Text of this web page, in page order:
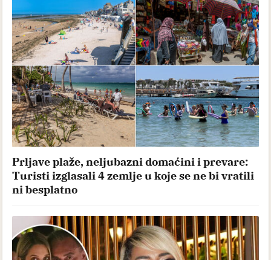
Prljave plaže, neljubazni domaćini i prevare:
Turisti izglasali 4 zemlje u koje se ne bi vratili
ni besplatno